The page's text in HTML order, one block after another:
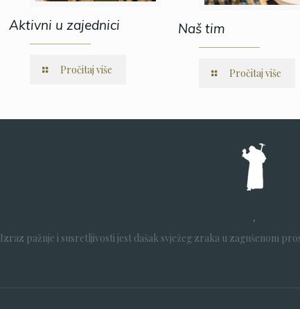
Aktivni u zajednici
Pročitaj više
Naš tim
Pročitaj više
"
Izraz pažnje i susretljivosti jest dašak svježeg zraka u zagušenom